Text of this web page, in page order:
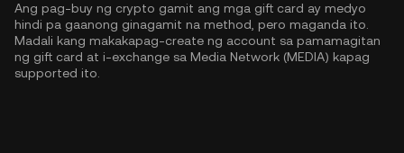
Ang pag-buy ng crypto gamit ang mga gift card ay medyo
hindi pa gaanong ginagamit na method, pero maganda ito.
Madali kang makakapag-create ng account sa pamamagitan
ng gift card at i-exchange sa Media Network (MEDIA) kapag
supported ito.